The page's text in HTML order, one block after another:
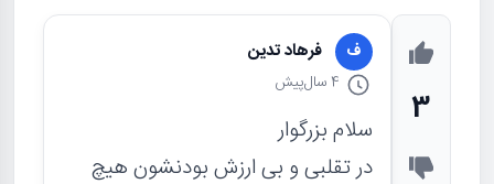
3
ف فرهاد تدین
4 سال پیش
سلام بزرگوار
در تقلبی و بی ارزش بودنشون هیچ